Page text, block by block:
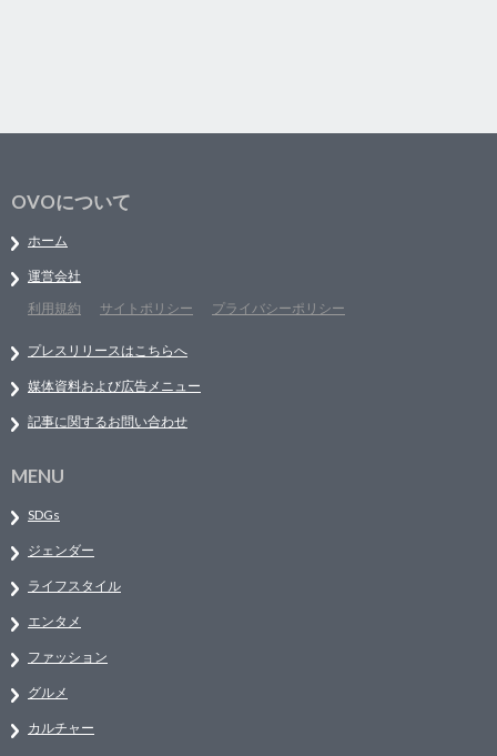
OVOについて
ホーム
運営会社
利用規約
サイトポリシー プライバシーポリシー
プレスリリースはこちらへ
媒体資料および広告メニュー
記事に関するお問い合わせ
MENU
SDGs
ジェンダー
ライフスタイル
エンタメ
ファッション
グルメ
カルチャー